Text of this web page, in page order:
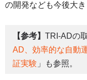
の開発なども今後大き
【参考】 TRI-ADの
AD、効率的な自動
証実験 」も参照。